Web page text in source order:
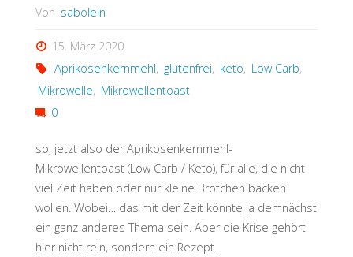
Von sabolein
15. März 2020
Aprikosenkernmehl, glutenfrei, keto, Low Carb,
Mikrowelle, Mikrowellentoast
0
so, jetzt also der Aprikosenkernmehl-
Mikrowellentoast (Low Carb / Keto), für alle, die nicht
viel Zeit haben oder nur kleine Brötchen backen
wollen. Wobei… das mit der Zeit könnte ja demnächst
ein ganz anderes Thema sein. Aber die Krise gehört
hier nicht rein, sondern ein Rezept.